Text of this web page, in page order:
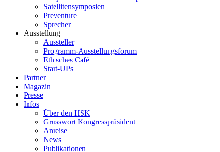
Satellitensymposien
Preventure
Sprecher
Ausstellung
Aussteller
Programm-Ausstellungsforum
Ethisches Café
Start-UPs
Partner
Magazin
Presse
Infos
Über den HSK
Grusswort Kongresspräsident
Anreise
News
Publikationen